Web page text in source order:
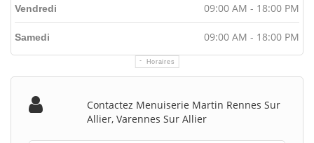
Horaires
Vendredi 09:00 AM - 18:00 PM
Samedi 09:00 AM - 18:00 PM
Contactez Menuiserie Martin Rennes Sur
Allier, Varennes Sur Allier